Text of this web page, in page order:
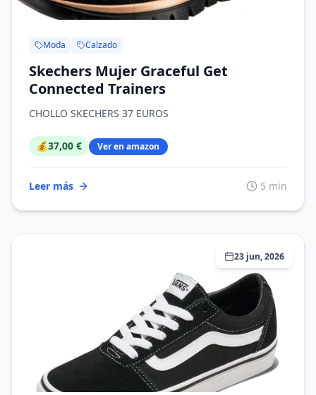
Moda Calzado
Skechers Mujer Graceful Get
Connected Trainers
CHOLLO SKECHERS 37 EUROS
💰37,00 € Ver en amazon
Leer más 5 min
23 jun, 2026